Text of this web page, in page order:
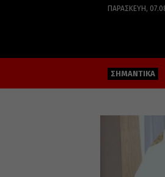
ΠΑΡΑΣΚΕΥΉ,
ΣΗΜΑΝΤΙΚΑ